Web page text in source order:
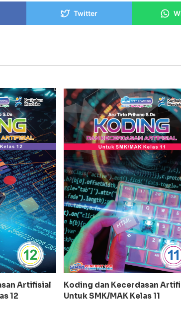
Twitter
Artifisial
12
Koding dan Kecerdasan
Untuk SMK/MAK Kelas 11